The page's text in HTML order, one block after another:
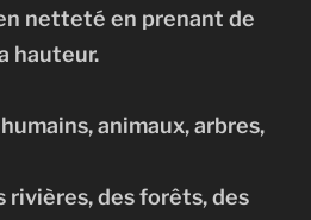
netteté en prenant de
hauteur.
animaux, arbres,
rivières, des forêts, des